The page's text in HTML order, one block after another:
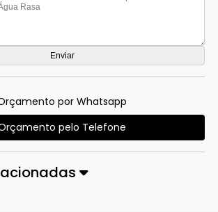
por Whatsapp
pelo Telefone